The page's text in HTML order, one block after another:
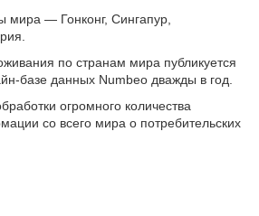
мира — Гонконг, Сингапур,
по странам мира публикуется
базе данных Numbeo дважды в год.
огромного количества
со всего мира о потребительских